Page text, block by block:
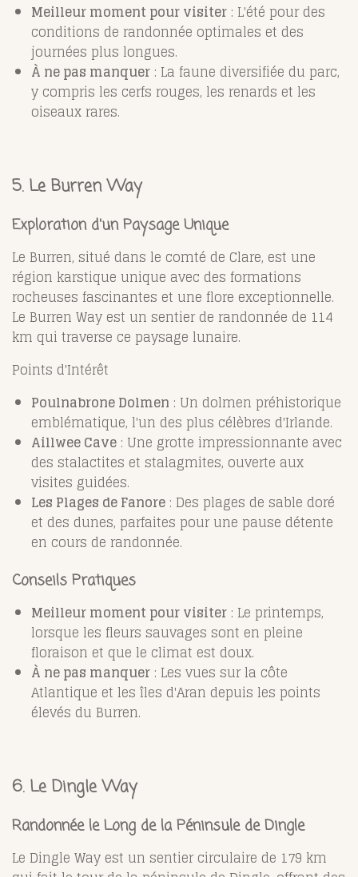
Meilleur moment pour visiter : L'été pour des
conditions de randonnée optimales et des
journées plus longues.
À ne pas manquer : La faune diversifiée du parc,
y compris les cerfs rouges, les renards et les
oiseaux rares.
5. Le Burren Way
Exploration d'un Paysage Unique
Le Burren, situé dans le comté de Clare, est une
région karstique unique avec des formations
rocheuses fascinantes et une flore exceptionnelle.
Le Burren Way est un sentier de randonnée de 114
km qui traverse ce paysage lunaire.
Points d'Intérêt
Poulnabrone Dolmen : Un dolmen préhistorique
emblématique, l'un des plus célèbres d'Irlande.
Aillwee Cave : Une grotte impressionnante avec
des stalactites et stalagmites, ouverte aux
visites guidées.
Les Plages de Fanore : Des plages de sable doré
et des dunes, parfaites pour une pause détente
en cours de randonnée.
Conseils Pratiques
Meilleur moment pour visiter : Le printemps,
lorsque les fleurs sauvages sont en pleine
floraison et que le climat est doux.
À ne pas manquer : Les vues sur la côte
Atlantique et les îles d'Aran depuis les points
élevés du Burren.
6. Le Dingle Way
Randonnée le Long de la Péninsule de Dingle
Le Dingle Way est un sentier circulaire de 179 km